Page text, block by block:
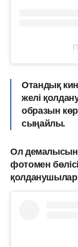
Отандық
желі
образын
сыңайлы.
Ол
фотомен